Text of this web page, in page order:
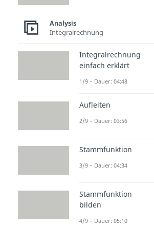
Ebene
Hessische
Zeichnen im
Analysis
Integralrechnung
Integralrechnung
einfach erklärt
1/9 – Dauer: 04:48
Aufleiten
2/9 – Dauer: 03:56
Stammfunktion
3/9 – Dauer: 04:34
Stammfunktion
bilden
4/9 – Dauer: 05:10